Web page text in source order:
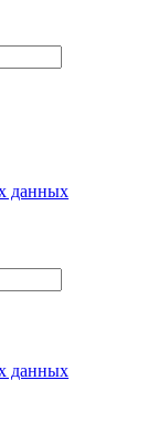
данных
данных